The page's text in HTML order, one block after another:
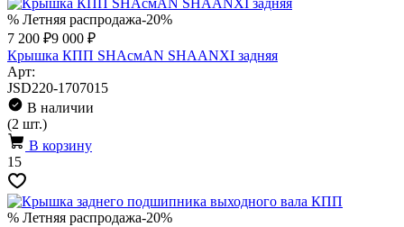
% Летняя распродажа-20%
7 200 ₽9 000 ₽
Крышка КПП SHAсмAN SHAANXI задняя
Арт:
JSD220-1707015
В наличии
(2 шт.)
В корзину
15
% Летняя распродажа-20%